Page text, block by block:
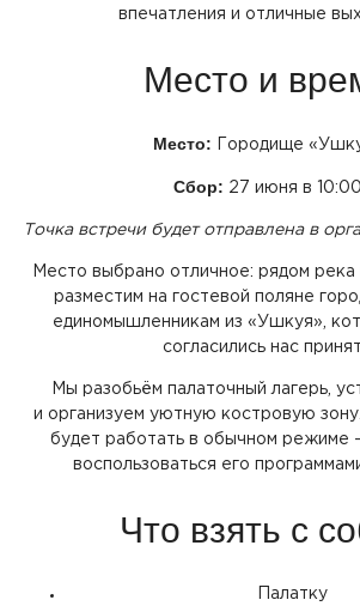
впечатления и отличные
Место и
Место: Городище
Сбор: 27 июня в 10:00
Точка встречи будет отправлена в
Место выбрано отличное: рядом река
разместим на гостевой поляне
единомышленникам из «Ушкуя»,
согласились нас
Мы разобьём палаточный лагерь,
и организуем уютную костровую
будет работать в обычном режиме
воспользоваться его
Что взять с
Палатку